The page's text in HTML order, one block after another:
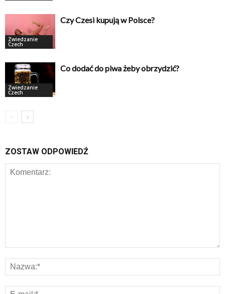
Zwiedzanie
Czech
Czy Czesi kupują w Polsce?
Zwiedzanie
Czech
Co dodać do piwa żeby obrzydzić?
ZOSTAW ODPOWIEDŹ